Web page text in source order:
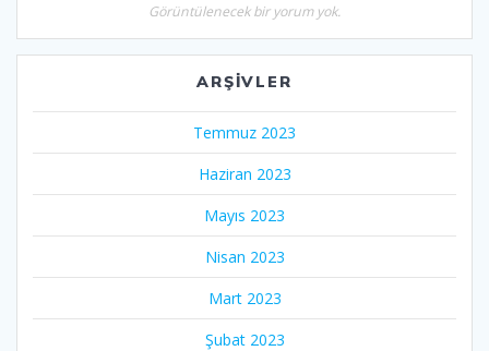
Görüntülenecek bir yorum yok.
ARŞIVLER
Temmuz 2023
Haziran 2023
Mayıs 2023
Nisan 2023
Mart 2023
Şubat 2023